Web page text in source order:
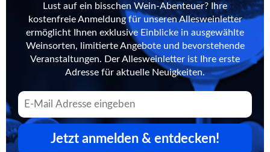
Lust auf ein bisschen Wein-Abenteuer? Ihre
kostenfreie Anmeldung für unseren Allesweinletter
ermöglicht Ihnen exklusive Einblicke in ausgewählte
Weinsorten, limitierte Angebote und bevorstehende
Veranstaltungen. Der Allesweinletter ist Ihre erste
Adresse für aktuelle Neuigkeiten.
Jetzt anmelden & entdecken!